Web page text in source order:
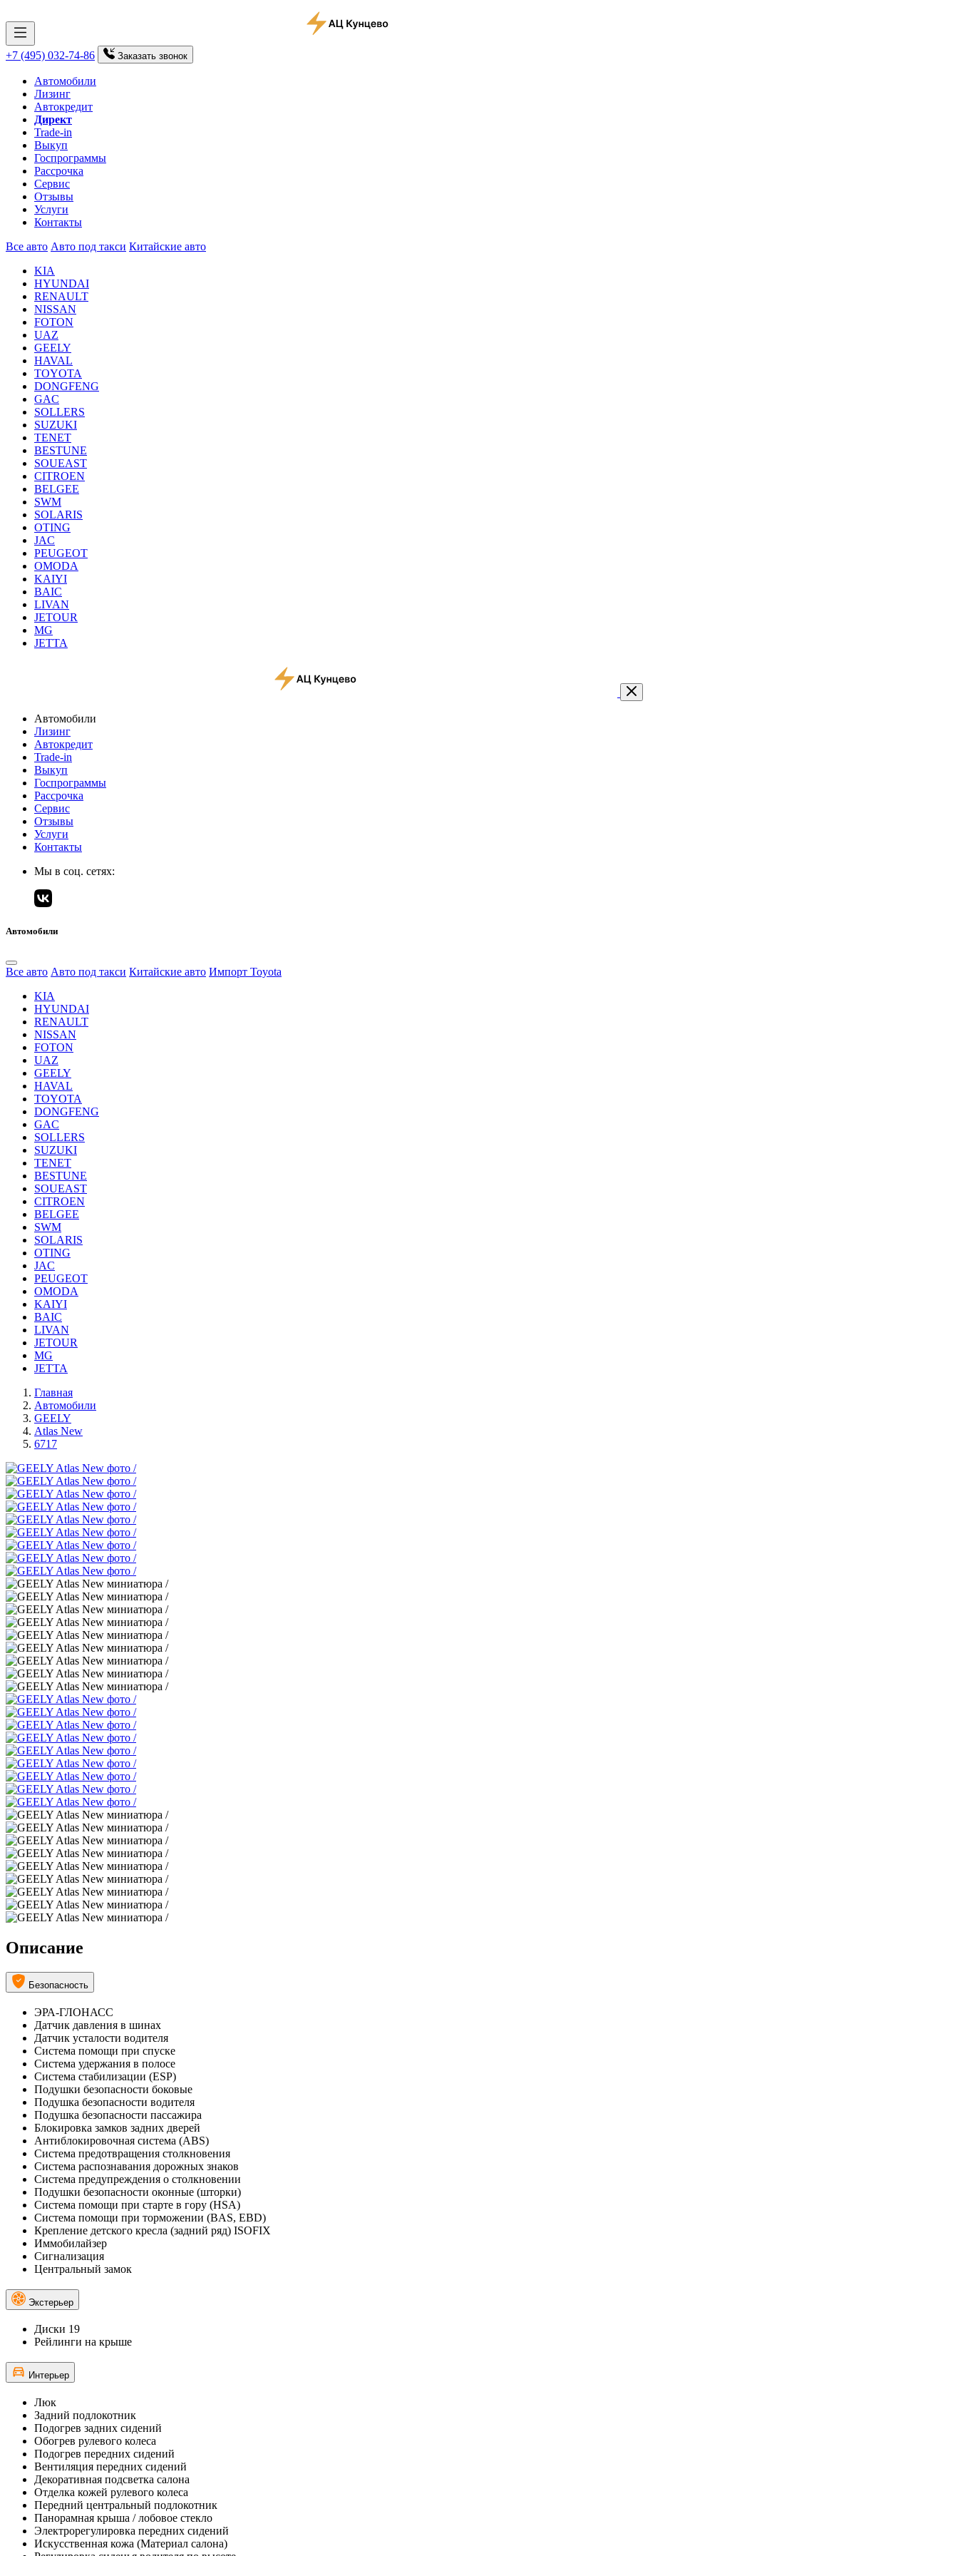
+7 (495) 032-74-86 Заказать звонок
Автомобили
Лизинг
Автокредит
Директ
Trade-in
Выкуп
Госпрограммы
Рассрочка
Сервис
Отзывы
Услуги
Контакты
Все авто Авто под такси Китайские авто
KIA
HYUNDAI
RENAULT
NISSAN
FOTON
UAZ
GEELY
HAVAL
TOYOTA
DONGFENG
GAC
SOLLERS
SUZUKI
TENET
BESTUNE
SOUEAST
CITROEN
BELGEE
SWM
SOLARIS
OTING
JAC
PEUGEOT
OMODA
KAIYI
BAIC
LIVAN
JETOUR
MG
JETTA
Автомобили
Лизинг
Автокредит
Trade-in
Выкуп
Госпрограммы
Рассрочка
Сервис
Отзывы
Услуги
Контакты
Мы в соц. сетях:
Автомобили
Все авто Авто под такси Китайские авто Импорт Toyota
KIA
HYUNDAI
RENAULT
NISSAN
FOTON
UAZ
GEELY
HAVAL
TOYOTA
DONGFENG
GAC
SOLLERS
SUZUKI
TENET
BESTUNE
SOUEAST
CITROEN
BELGEE
SWM
SOLARIS
OTING
JAC
PEUGEOT
OMODA
KAIYI
BAIC
LIVAN
JETOUR
MG
JETTA
Главная
Автомобили
GEELY
Atlas New
6717
Описание
Безопасность
ЭРА-ГЛОНАСС
Датчик давления в шинах
Датчик усталости водителя
Система помощи при спуске
Система удержания в полосе
Система стабилизации (ESP)
Подушки безопасности боковые
Подушка безопасности водителя
Подушка безопасности пассажира
Блокировка замков задних дверей
Антиблокировочная система (ABS)
Система предотвращения столкновения
Система распознавания дорожных знаков
Система предупреждения о столкновении
Подушки безопасности оконные (шторки)
Система помощи при старте в гору (HSA)
Система помощи при торможении (BAS, EBD)
Крепление детского кресла (задний ряд) ISOFIX
Иммобилайзер
Сигнализация
Центральный замок
Экстерьер
Диски 19
Рейлинги на крыше
Интерьер
Люк
Задний подлокотник
Подогрев задних сидений
Обогрев рулевого колеса
Подогрев передних сидений
Вентиляция передних сидений
Декоративная подсветка салона
Отделка кожей рулевого колеса
Передний центральный подлокотник
Панорамная крыша / лобовое стекло
Электрорегулировка передних сидений
Искусственная кожа (Материал салона)